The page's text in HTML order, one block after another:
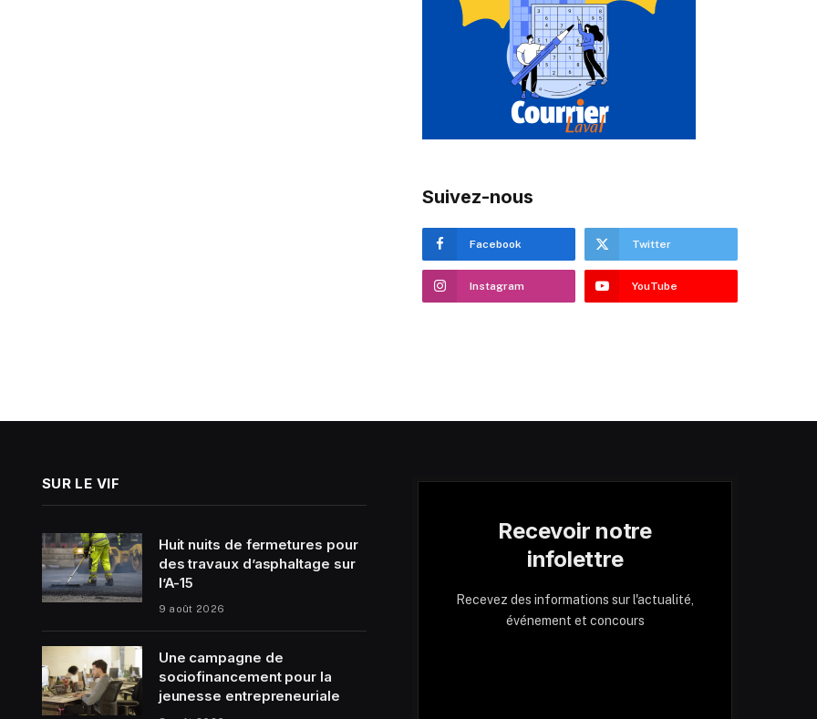
Suivez-nous
Facebook Twitter
Instagram YouTube
SUR LE VIF
Huit nuits de fermetures pour
des travaux d’asphaltage sur
l’A-15
9 août 2026
Une campagne de
sociofinancement pour la
jeunesse entrepreneuriale
Recevoir notre
infolettre
Recevez des informations sur l'actualité,
événement et concours